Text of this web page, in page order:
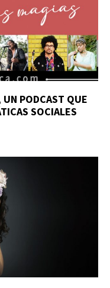
UN PODCAST QUE
SOCIALES